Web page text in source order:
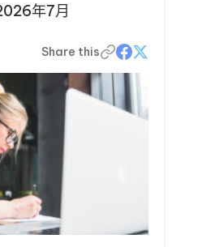
年7月
Share this